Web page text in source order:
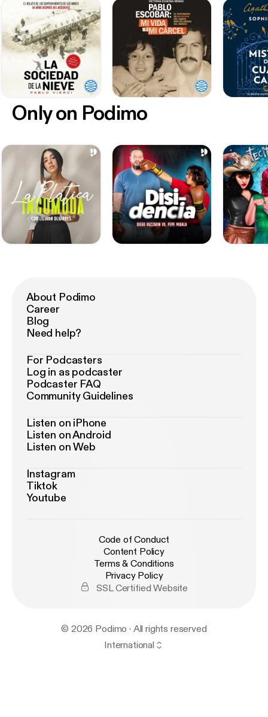
Only on Podimo
About Podimo
Career
Blog
Need help?
For Podcasters
Log in as podcaster
Podcaster FAQ
Community Guidelines
Listen on iPhone
Listen on Android
Listen on Web
Instagram
Tiktok
Youtube
Code of Conduct
Content Policy
Terms & Conditions
Privacy Policy
SSL Certified Website
© 2026 Podimo · All rights reserved
International